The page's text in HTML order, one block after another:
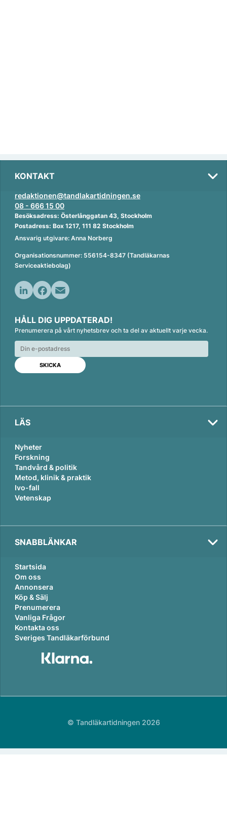
KONTAKT
redaktionen@tandlakartidningen.se
08 - 666 15 00
Besöksadress: Österlånggatan 43, Stockholm
Postadress: Box 1217, 111 82 Stockholm
Ansvarig utgivare: Anna Norberg
Organisationsnummer: 556154-8347 (Tandläkarnas
Serviceaktiebolag)
n
k
e
d
n
c
e
b
o
o
k
a
i
l
HÅLL DIG UPPDATERAD!
Prenumerera på vårt nyhetsbrev och ta del av aktuellt varje vecka.
LÄS
Nyheter
Forskning
Tandvård & politik
Metod, klinik & praktik
Ivo-fall
Vetenskap
SNABBLÄNKAR
Startsida
Om oss
Annonsera
Köp & Sälj
Prenumerera
Vanliga Frågor
Kontakta oss
Sveriges Tandläkarförbund
© Tandläkartidningen 2026